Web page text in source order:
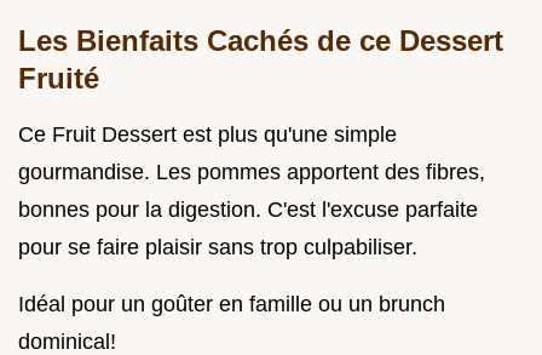
Les Bienfaits Cachés de ce Dessert
Fruité
Ce Fruit Dessert est plus qu'une simple
gourmandise. Les pommes apportent des fibres,
bonnes pour la digestion. C'est l'excuse parfaite
pour se faire plaisir sans trop culpabiliser.
Idéal pour un goûter en famille ou un brunch
dominical!